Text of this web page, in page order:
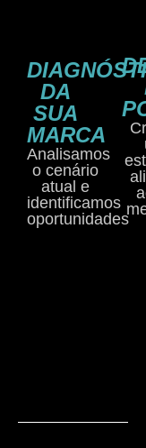
DA
SUA
MARCA
Analisamos
o cenário
atual e
identificamos
oportunidades